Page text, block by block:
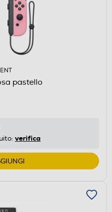
pastello
verifica